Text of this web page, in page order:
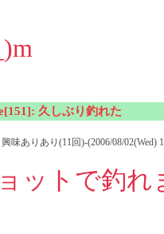
久しぶり釣れた
興味ありあり(11回)-(2006/08/02(Wed)
ットで釣